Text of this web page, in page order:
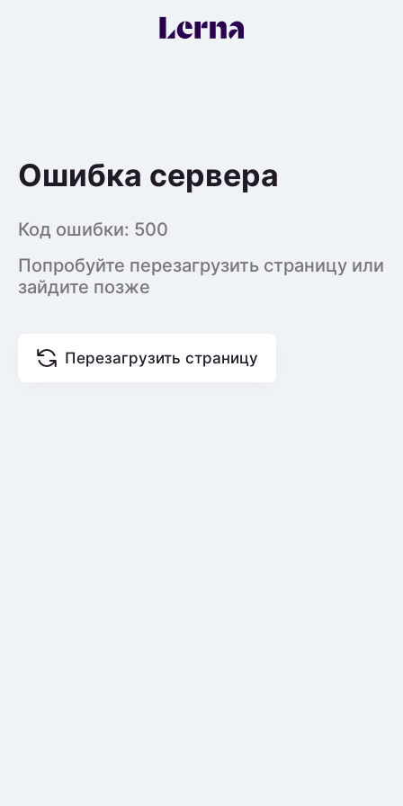
Ошибка сервера
Код ошибки: 500
Попробуйте перезагрузить страницу или
зайдите позже
Перезагрузить страницу